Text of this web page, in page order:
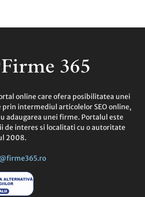
online care ofera posibilitatea unei
intermediul articolelor SEO online,
adaugarea unei firme. Portalul este
de interes si localitati cu o autoritate
2008.